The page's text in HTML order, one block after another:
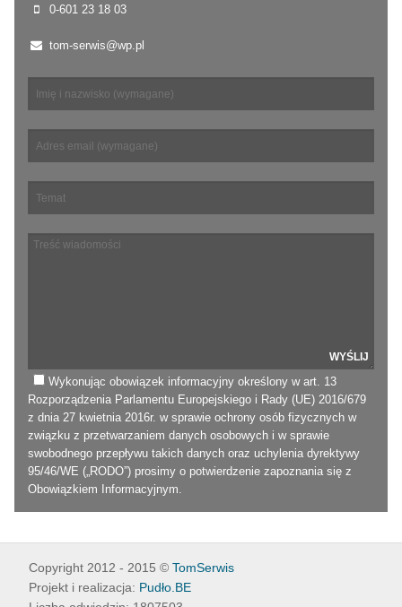
0-601 23 18 03
tom-serwis@wp.pl
Wykonując obowiązek informacyjny określony w art. 13
Rozporządzenia Parlamentu Europejskiego i Rady (UE) 2016/679
z dnia 27 kwietnia 2016r. w sprawie ochrony osób fizycznych w
związku z przetwarzaniem danych osobowych i w sprawie
swobodnego przepływu takich danych oraz uchylenia dyrektywy
95/46/WE („RODO”) prosimy o potwierdzenie zapoznania się z
Obowiązkiem Informacyjnym.
Copyright 2012 - 2015 © TomSerwis
Projekt i realizacja: Pudło.BE